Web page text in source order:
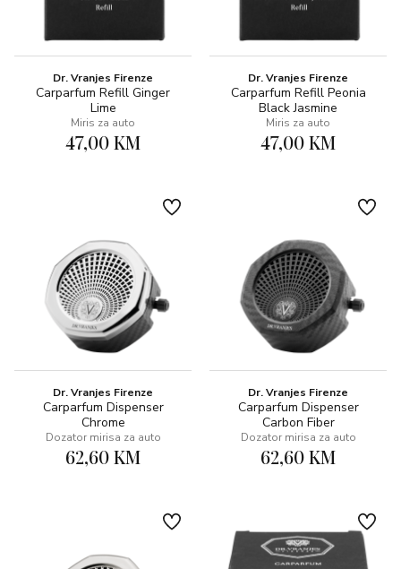
Dr. Vranjes Firenze
Carparfum Refill Ginger
Lime
Miris za auto
47,00 KM
Dr. Vranjes Firenze
Carparfum Refill Peonia
Black Jasmine
Miris za auto
47,00 KM
Dr. Vranjes Firenze
Carparfum Dispenser
Chrome
Dozator mirisa za auto
62,60 KM
Dr. Vranjes Firenze
Carparfum Dispenser
Carbon Fiber
Dozator mirisa za auto
62,60 KM